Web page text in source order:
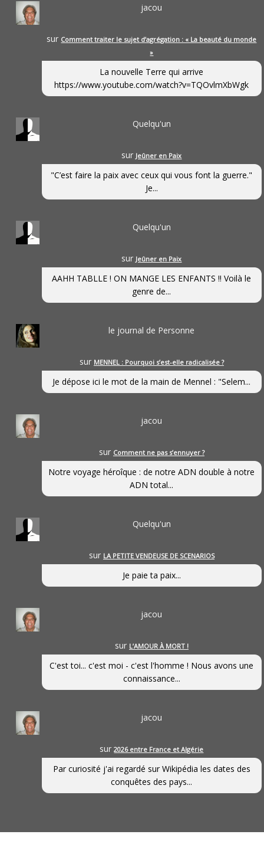
jacou
sur Comment traiter le sujet d’agrégation : « La beauté du monde
»
La nouvelle Terre qui arrive
https://www.youtube.com/watch?v=TQOvlmXbWgk
Quelqu'un
sur Jeûner en Paix
"C’est faire la paix avec ceux qui vous font la guerre."
Je...
Quelqu'un
sur Jeûner en Paix
AAHH TABLLE ! ON MANGE LES ENFANTS !! Voilà le
genre de...
le journal de Personne
sur MENNEL : Pourquoi s’est-elle radicalisée ?
Je dépose ici le mot de la main de Mennel : "Selem...
jacou
sur Comment ne pas s’ennuyer ?
Notre voyage héroîque : de notre ADN double à notre
ADN total...
Quelqu'un
sur LA PETITE VENDEUSE DE SCENARIOS
Je paie ta paix...
jacou
sur L’AMOUR À MORT !
C'est toi... c'est moi - c'est l'homme ! Nous avons une
connaissance...
jacou
sur2026 entre France et Algérie
Par curiosité j'ai regardé sur Wikipédia les dates des
conquêtes des pays...